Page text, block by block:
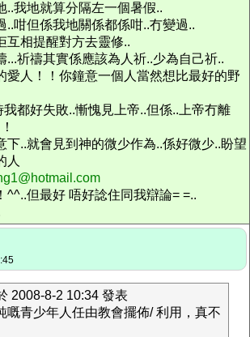
..我地就算分隔左一個暑假..
..咁但係我地關係都係咁..冇變過..
互相提醒對方去靈修..
...祈禱其實係應該為人祈..少為自己祈..
愛人！！你鐘意一個人當然想比最好的野
我都好失敗..慚愧見上帝..但係..上帝冇離
下..就會見到神的微少作為..係好微少..盼望
人
^^..但最好 唔好諗住同我辯論= =..
2008-8-2 10:34 發表
嘅青少年人任由教會擺佈/ 利用，真不